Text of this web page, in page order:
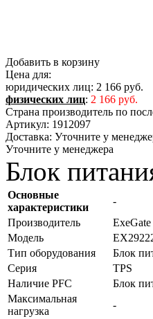
Добавить в корзину
Цена для:
юридических лиц: 2 166 руб.
физических лиц: 2 166 руб.
Страна производитель по
Артикул: 1912097
Доставка: Уточните у
Уточните у менеджера
Блок
Основные
характеристики
-
Производитель
ExeGate
Модель
Тип оборудования
Блок
Серия
TPS
Наличие PFC
Блок
Максимальная
нагрузка
-